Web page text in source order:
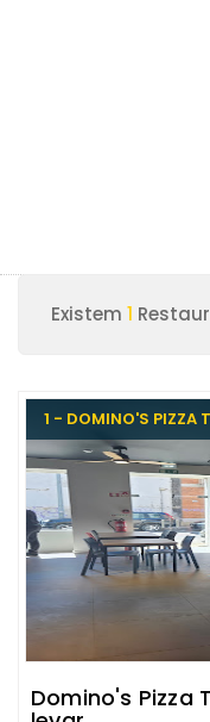
Existem 1
1 - DOMINO'S PIZZA
Domino's Pizza